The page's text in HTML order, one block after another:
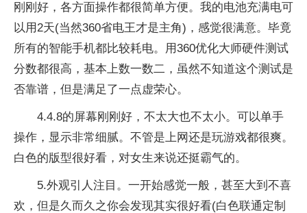
刚刚好，各方面操作都很简单方便。我的电池充满电可
以用2天(当然360省电王才是主角)，感觉很满意。毕竟
所有的智能手机都比较耗电。用360优化大师硬件测试
分数都很高，基本上数一数二，虽然不知道这个测试是
否靠谱，但是满足了一点虚荣心。
4.4.8的屏幕刚刚好，不太大也不太小。可以单手
操作，显示非常细腻。不管是上网还是玩游戏都很爽。
白色的版型很好看，对女生来说还挺霸气的。
5.外观引人注目。一开始感觉一般，甚至大到不喜
欢，但是久而久之你会发现其实很好看(白色联通定制